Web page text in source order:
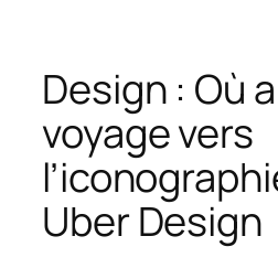
Design : Où
voyage vers
Uber Design